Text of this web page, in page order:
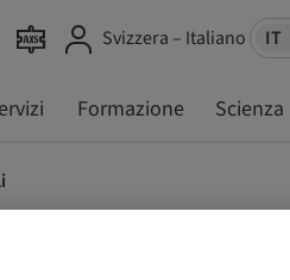
Svizzera – Italiano IT
Formazione Scienza